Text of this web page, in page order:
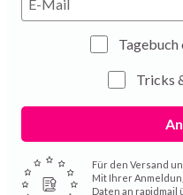
Tricks
Für den Versand
Mit Ihrer
Daten an